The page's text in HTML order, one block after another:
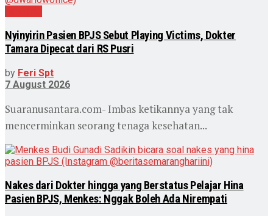
Nyinyirin Pasien BPJS Sebut Playing Victims, Dokter
Tamara Dipecat dari RS Pusri
by Feri Spt
7 August 2026
Suaranusantara.com- Imbas ketikannya yang tak
mencerminkan seorang tenaga kesehatan...
Nakes dari Dokter hingga yang Berstatus Pelajar Hina
Pasien BPJS, Menkes: Nggak Boleh Ada Nirempati